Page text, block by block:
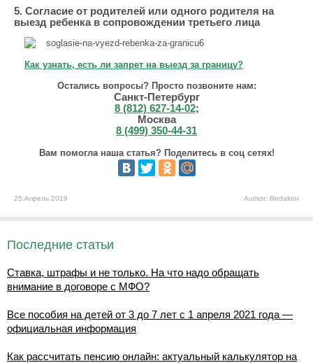
5. Согласие от родителей или одного родителя на
выезд ребенка в сопровождении третьего лица
Как узнать, есть ли запрет на выезд за границу?
Остались вопросы? Просто позвоните нам:
Санкт-Петербург
8 (812) 627-14-02;
Москва
8 (499) 350-44-31
Вам помогла наша статья? Поделитесь в соц сетях!
25 Апрель 2019 Author: Redaktor
Последние статьи
Ставка, штрафы и не только. На что надо обращать
внимание в договоре с МФО?
Все пособия на детей от 3 до 7 лет с 1 апреля 2021 года —
официальная информация
Как рассчитать пенсию онлайн: актуальный калькулятор на